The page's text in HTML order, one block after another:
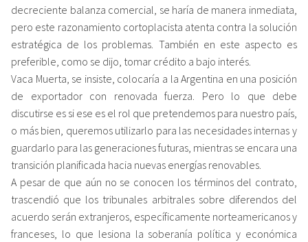
decreciente balanza comercial, se haría de manera inmediata,
pero este razonamiento cortoplacista atenta contra la solución
estratégica de los problemas. También en este aspecto es
preferible, como se dijo, tomar crédito a bajo interés.
Vaca Muerta, se insiste, colocaría a la Argentina en una posición
de exportador con renovada fuerza. Pero lo que debe
discutirse es si ese es el rol que pretendemos para nuestro país,
o más bien, queremos utilizarlo para las necesidades internas y
guardarlo para las generaciones futuras, mientras se encara una
transición planificada hacia nuevas energías renovables.
A pesar de que aún no se conocen los términos del contrato,
trascendió que los tribunales arbitrales sobre diferendos del
acuerdo serán extranjeros, específicamente norteamericanos y
franceses, lo que lesiona la soberanía política y económica